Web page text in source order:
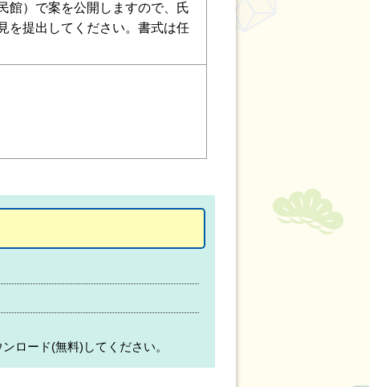
館）で案を公開しますので、氏
を提出してください。書式は任
ンロード(無料)してください。